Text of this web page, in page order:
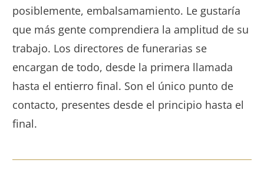
posiblemente, embalsamamiento. Le gustaría
que más gente comprendiera la amplitud de su
trabajo. Los directores de funerarias se
encargan de todo, desde la primera llamada
hasta el entierro final. Son el único punto de
contacto, presentes desde el principio hasta el
final.